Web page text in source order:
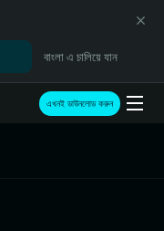
বাংলা এ চালিয়ে যান
এখনই ডাউনলোড করুন